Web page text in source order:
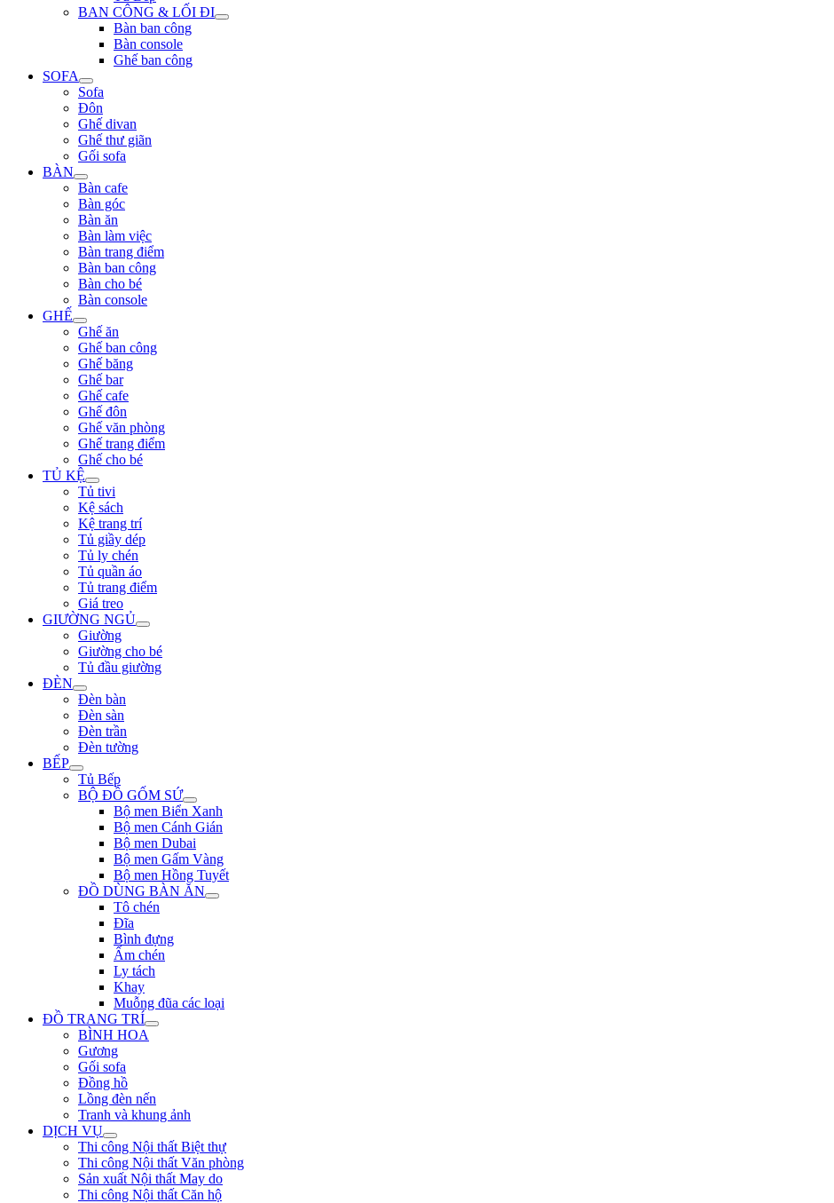
BAN CÔNG & LỐI ĐI
Bàn ban công
Bàn console
Ghế ban công
SOFA
Sofa
Đôn
Ghế divan
Ghế thư giãn
Gối sofa
BÀN
Bàn cafe
Bàn góc
Bàn ăn
Bàn làm việc
Bàn trang điểm
Bàn ban công
Bàn cho bé
Bàn console
GHẾ
Ghế ăn
Ghế ban công
Ghế băng
Ghế bar
Ghế cafe
Ghế đôn
Ghế văn phòng
Ghế trang điểm
Ghế cho bé
TỦ KỆ
Tủ tivi
Kệ sách
Kệ trang trí
Tủ giầy dép
Tủ ly chén
Tủ quần áo
Tủ trang điểm
Giá treo
GIƯỜNG NGỦ
Giường
Giường cho bé
Tủ đầu giường
ĐÈN
Đèn bàn
Đèn sàn
Đèn trần
Đèn tường
BẾP
Tủ Bếp
BỘ ĐỒ GỐM SỨ
Bộ men Biển Xanh
Bộ men Cánh Gián
Bộ men Dubai
Bộ men Gấm Vàng
Bộ men Hồng Tuyết
ĐỒ DÙNG BÀN ĂN
Tô chén
Đĩa
Bình đựng
Ấm chén
Ly tách
Khay
Muỗng đũa các loại
ĐỒ TRANG TRÍ
BÌNH HOA
Gương
Gối sofa
Đồng hồ
Lồng đèn nến
Tranh và khung ảnh
DỊCH VỤ
Thi công Nội thất Biệt thự
Thi công Nội thất Văn phòng
Sản xuất Nội thất May do
Thi công Nội thất Căn hộ